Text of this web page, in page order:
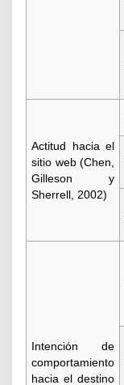
Actitud hacia el
sitio web (Chen,
Gilleson y
Sherrell, 2002)
Intención de
comportamiento
hacia el destino